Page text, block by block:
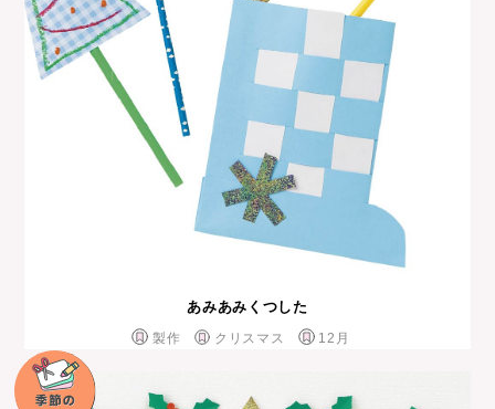
あみあみくつした
製作 クリスマス 12月